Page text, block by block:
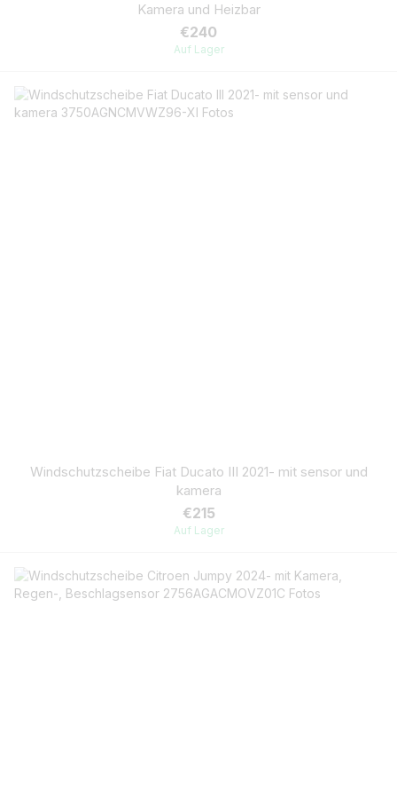
Kamera und Heizbar
€240
Auf Lager
Windschutzscheibe Fiat Ducato III 2021- mit sensor und
kamera
€215
Auf Lager